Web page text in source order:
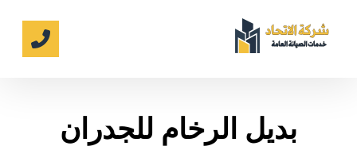
بديل الرخام للجدران